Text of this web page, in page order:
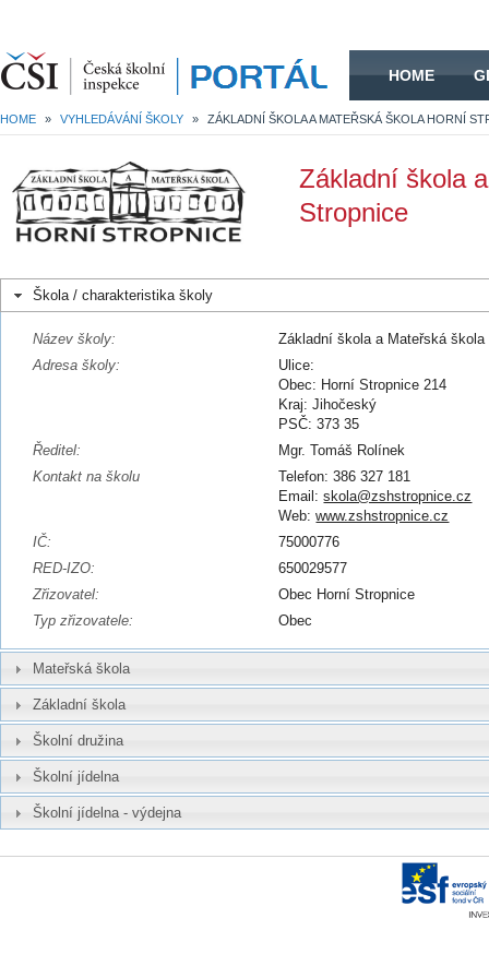
HOME
HOME » VYHLEDÁVÁNÍ ŠKOLY »
Základní škola
Stropnice
Škola / charakteristika školy
Název školy:
Základní škola a Mateřská
Adresa školy:
Ulice:
Obec: Horní Stropnice 214
Kraj: Jihočeský
PSČ: 373 35
Ředitel:
Mgr. Tomáš Rolínek
Kontakt na školu
Telefon: 386 327 181
Email:skola@zshstropnice.cz
Web:www.zshstropnice.cz
IČ:
75000776
RED-IZO:
650029577
Zřizovatel:
Obec Horní Stropnice
Typ zřizovatele:
Obec
Mateřská škola
Základní škola
Školní družina
Školní jídelna
Školní jídelna - výdejna